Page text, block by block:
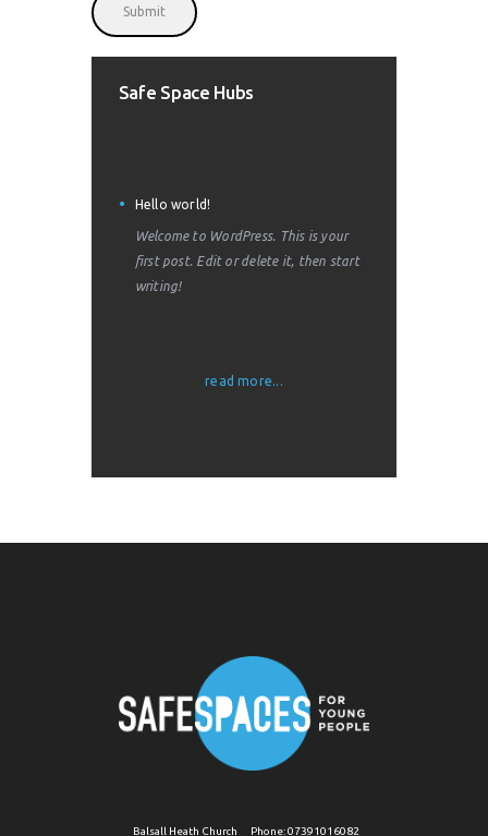
Safe Space Hubs
Hello world!
Welcome to WordPress. This is your
first post. Edit or delete it, then start
writing!
read more...
Phone:07391016082
Balsall Heath Church